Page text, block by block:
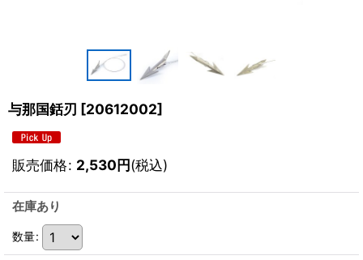
与那国銛刃 [20612002]
販売価格: 2,530円(税込)
在庫あり
数量: